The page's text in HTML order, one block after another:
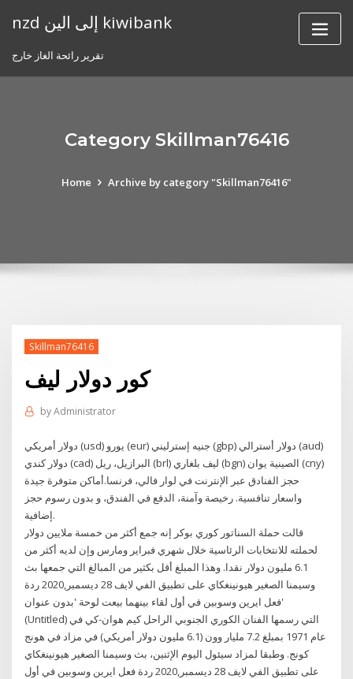
nzd إلى الين kiwibank
تقرير رائحة الغاز خارج
Category Skillman76416
Home Archive by category "Skillman76416"
Skillman76416
كور دولار ليف
byAdministrator
دولار أمريكي (usd) يورو (eur) جنيه إسترليني (gbp) دولار أسترالي (aud)
دولار كندي (cad) البرازيل، ريل (brl) ليف بلغاري (bgn) الصينية يوان (cny)
حجز الفنادق عبر الإنترنت في لوار فالي، فرنسا.أماكن متوفرة جيدة
واسعار تنافسية. رخيصة وآمنة، الدفع في الفندق، و بدون رسوم حجز
إضافية.
قالت حملة السناتور كوري بوكر إنه جمع أكثر من خمسة ملايين دولار
لحملته للانتخابات الرئاسية خلال شهري فبراير ومارس وإن لديه أكثر من
6.1 مليون دولار نقدا. وهذا المبلغ أقل بكثير من المبالغ التي جمعها بث
وسيمنا الصغير هيونينغكاي على تطبيق الفي لايف 28 ديسمبر,2020 ردة
فعل ايرين وسوبين في أول لقاء بينهما بيعت لوحة 'بدون عنوان'
(Untitled) التي رسمها الفنان الكوري الجنوبي الراحل كيم هوان-كي في
عام 1971 بمبلغ 7.2 مليار وون (6.1 مليون دولار أمريكي) في مزاد في هونج
كونج. وطبقا لمزاد سيئول اليوم الإثنين، بث وسيمنا الصغير هيونينغكاي
على تطبيق الفي لايف 28 ديسمبر,2020 ردة فعل ايرين وسوبين في أول